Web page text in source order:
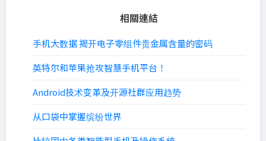
相關連結
手机大数据 揭开电子零组件贵金属含量的密码
英特尔和苹果抢攻智慧手机平台！
Android技术变革及开源社群应用趋势
从口袋中掌握缤纷世界